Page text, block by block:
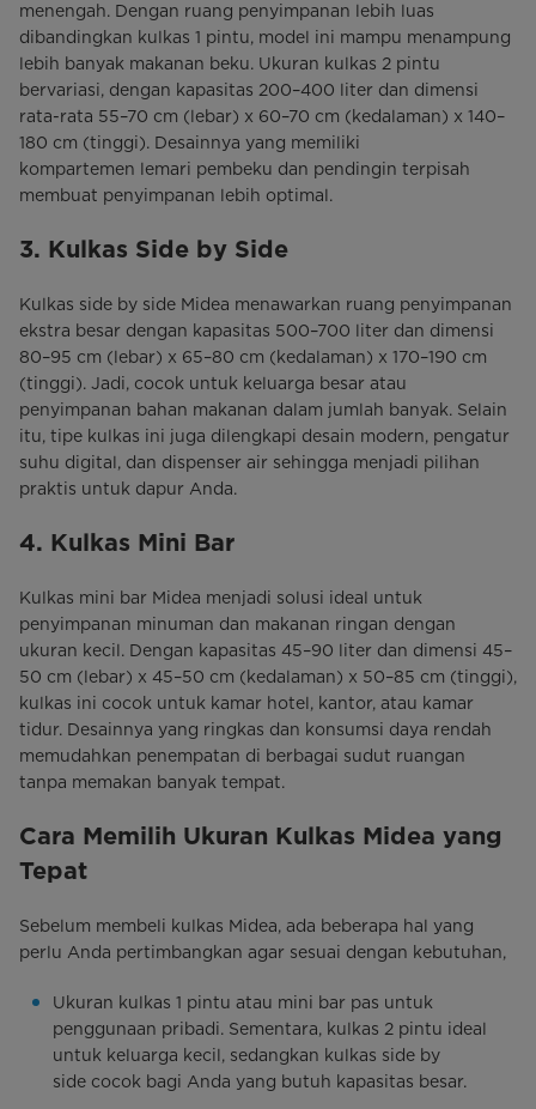
menengah. Dengan ruang penyimpanan lebih luas
dibandingkan kulkas 1 pintu, model ini mampu menampung
lebih banyak makanan beku. Ukuran kulkas 2 pintu
bervariasi, dengan kapasitas 200–400 liter dan dimensi
rata-rata 55–70 cm (lebar) x 60–70 cm (kedalaman) x 140–
180 cm (tinggi). Desainnya yang memiliki
kompartemen lemari pembeku dan pendingin terpisah
membuat penyimpanan lebih optimal.
3. Kulkas Side by Side
Kulkas side by side Midea menawarkan ruang penyimpanan
ekstra besar dengan kapasitas 500–700 liter dan dimensi
80–95 cm (lebar) x 65–80 cm (kedalaman) x 170–190 cm
(tinggi). Jadi, cocok untuk keluarga besar atau
penyimpanan bahan makanan dalam jumlah banyak. Selain
itu, tipe kulkas ini juga dilengkapi desain modern, pengatur
suhu digital, dan dispenser air sehingga menjadi pilihan
praktis untuk dapur Anda.
4. Kulkas Mini Bar
Kulkas mini bar Midea menjadi solusi ideal untuk
penyimpanan minuman dan makanan ringan dengan
ukuran kecil. Dengan kapasitas 45–90 liter dan dimensi 45–
50 cm (lebar) x 45–50 cm (kedalaman) x 50–85 cm (tinggi),
kulkas ini cocok untuk kamar hotel, kantor, atau kamar
tidur. Desainnya yang ringkas dan konsumsi daya rendah
memudahkan penempatan di berbagai sudut ruangan
tanpa memakan banyak tempat.
Cara Memilih Ukuran Kulkas Midea yang
Tepat
Sebelum membeli kulkas Midea, ada beberapa hal yang
perlu Anda pertimbangkan agar sesuai dengan kebutuhan,
Ukuran kulkas 1 pintu atau mini bar pas untuk
penggunaan pribadi. Sementara, kulkas 2 pintu ideal
untuk keluarga kecil, sedangkan kulkas side by
side cocok bagi Anda yang butuh kapasitas besar.